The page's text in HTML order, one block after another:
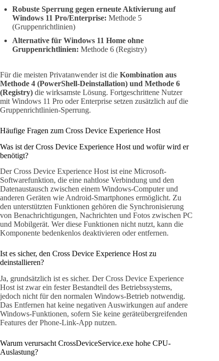
Robuste Sperrung gegen erneute Aktivierung auf
Windows 11 Pro/Enterprise: Methode 5
(Gruppenrichtlinien)
Alternative für Windows 11 Home ohne
Gruppenrichtlinien: Methode 6 (Registry)
Für die meisten Privatanwender ist die Kombination aus
Methode 4 (PowerShell-Deinstallation) und Methode 6
(Registry) die wirksamste Lösung. Fortgeschrittene Nutzer
mit Windows 11 Pro oder Enterprise setzen zusätzlich auf die
Gruppenrichtlinien-Sperrung.
Häufige Fragen zum Cross Device Experience Host
Was ist der Cross Device Experience Host und wofür wird er
benötigt?
Der Cross Device Experience Host ist eine Microsoft-
Softwarefunktion, die eine nahtlose Verbindung und den
Datenaustausch zwischen einem Windows-Computer und
anderen Geräten wie Android-Smartphones ermöglicht. Zu
den unterstützten Funktionen gehören die Synchronisierung
von Benachrichtigungen, Nachrichten und Fotos zwischen PC
und Mobilgerät. Wer diese Funktionen nicht nutzt, kann die
Komponente bedenkenlos deaktivieren oder entfernen.
Ist es sicher, den Cross Device Experience Host zu
deinstallieren?
Ja, grundsätzlich ist es sicher. Der Cross Device Experience
Host ist zwar ein fester Bestandteil des Betriebssystems,
jedoch nicht für den normalen Windows-Betrieb notwendig.
Das Entfernen hat keine negativen Auswirkungen auf andere
Windows-Funktionen, sofern Sie keine geräteübergreifenden
Features der Phone-Link-App nutzen.
Warum verursacht CrossDeviceService.exe hohe CPU-
Auslastung?